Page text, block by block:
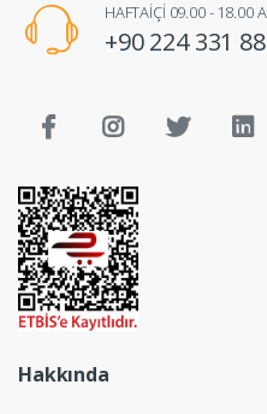
HAFTAİÇİ 09.00 - 18.00
+90 224 331
Hakkında